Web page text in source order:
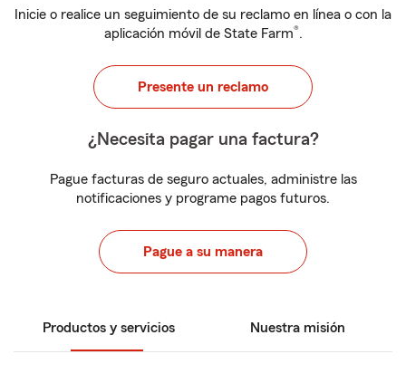
Inicie o realice un seguimiento de su reclamo en línea o con la
aplicación móvil de State Farm®.
Presente un reclamo
¿Necesita pagar una factura?
Pague facturas de seguro actuales, administre las
notificaciones y programe pagos futuros.
Pague a su manera
Productos y servicios Nuestra misión